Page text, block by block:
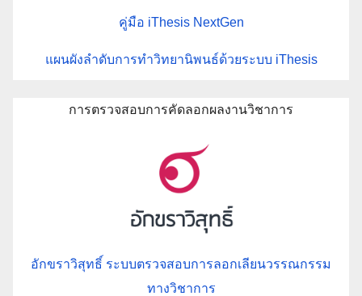
คู่มือ iThesis NextGen
แผนผังลำดับการทำวิทยานิพนธ์ด้วยระบบ iThesis
การตรวจสอบการคัดลอกผลงานวิชาการ
อักขราวิสุทธิ์ ระบบตรวจสอบการลอกเลียนวรรณกรรม
ทางวิชาการ